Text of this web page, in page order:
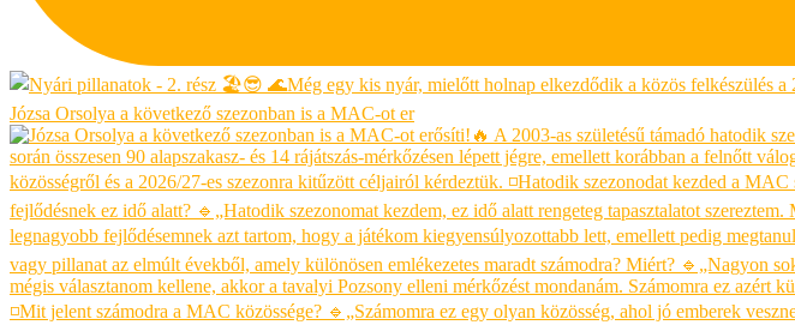
Józsa Orsolya a következő szezonban is a MAC-ot er